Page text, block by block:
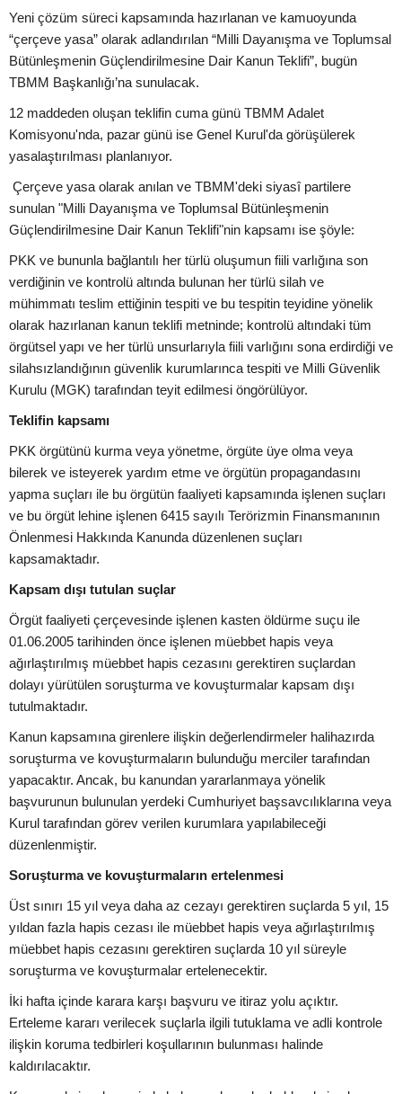
Yeni çözüm süreci kapsamında hazırlanan ve kamuoyunda
“çerçeve yasa” olarak adlandırılan “Milli Dayanışma ve Toplumsal
Bütünleşmenin Güçlendirilmesine Dair Kanun Teklifi”, bugün
TBMM Başkanlığı’na sunulacak.
12 maddeden oluşan teklifin cuma günü TBMM Adalet
Komisyonu'nda, pazar günü ise Genel Kurul'da görüşülerek
yasalaştırılması planlanıyor.
Çerçeve yasa olarak anılan ve TBMM'deki siyasî partilere
sunulan "Milli Dayanışma ve Toplumsal Bütünleşmenin
Güçlendirilmesine Dair Kanun Teklifi"nin kapsamı ise şöyle:
PKK ve bununla bağlantılı her türlü oluşumun fiili varlığına son
verdiğinin ve kontrolü altında bulunan her türlü silah ve
mühimmatı teslim ettiğinin tespiti ve bu tespitin teyidine yönelik
olarak hazırlanan kanun teklifi metninde; kontrolü altındaki tüm
örgütsel yapı ve her türlü unsurlarıyla fiili varlığını sona erdirdiği ve
silahsızlandığının güvenlik kurumlarınca tespiti ve Milli Güvenlik
Kurulu (MGK) tarafından teyit edilmesi öngörülüyor.
Teklifin kapsamı
PKK örgütünü kurma veya yönetme, örgüte üye olma veya
bilerek ve isteyerek yardım etme ve örgütün propagandasını
yapma suçları ile bu örgütün faaliyeti kapsamında işlenen suçları
ve bu örgüt lehine işlenen 6415 sayılı Terörizmin Finansmanının
Önlenmesi Hakkında Kanunda düzenlenen suçları
kapsamaktadır.
Kapsam dışı tutulan suçlar
Örgüt faaliyeti çerçevesinde işlenen kasten öldürme suçu ile
01.06.2005 tarihinden önce işlenen müebbet hapis veya
ağırlaştırılmış müebbet hapis cezasını gerektiren suçlardan
dolayı yürütülen soruşturma ve kovuşturmalar kapsam dışı
tutulmaktadır.
Kanun kapsamına girenlere ilişkin değerlendirmeler halihazırda
soruşturma ve kovuşturmaların bulunduğu merciler tarafından
yapacaktır. Ancak, bu kanundan yararlanmaya yönelik
başvurunun bulunulan yerdeki Cumhuriyet başsavcılıklarına veya
Kurul tarafından görev verilen kurumlara yapılabileceği
düzenlenmiştir.
Soruşturma ve kovuşturmaların ertelenmesi
Üst sınırı 15 yıl veya daha az cezayı gerektiren suçlarda 5 yıl, 15
yıldan fazla hapis cezası ile müebbet hapis veya ağırlaştırılmış
müebbet hapis cezasını gerektiren suçlarda 10 yıl süreyle
soruşturma ve kovuşturmalar ertelenecektir.
İki hafta içinde karara karşı başvuru ve itiraz yolu açıktır.
Erteleme kararı verilecek suçlarla ilgili tutuklama ve adli kontrole
ilişkin koruma tedbirleri koşullarının bulunması halinde
kaldırılacaktır.